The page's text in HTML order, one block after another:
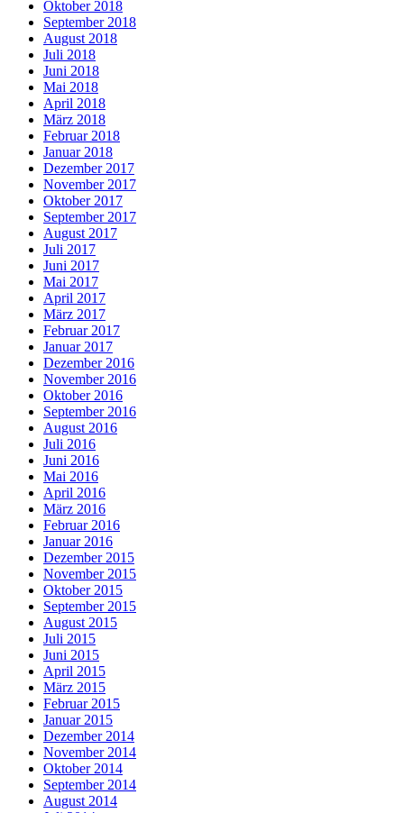
Oktober 2018
September 2018
August 2018
Juli 2018
Juni 2018
Mai 2018
April 2018
März 2018
Februar 2018
Januar 2018
Dezember 2017
November 2017
Oktober 2017
September 2017
August 2017
Juli 2017
Juni 2017
Mai 2017
April 2017
März 2017
Februar 2017
Januar 2017
Dezember 2016
November 2016
Oktober 2016
September 2016
August 2016
Juli 2016
Juni 2016
Mai 2016
April 2016
März 2016
Februar 2016
Januar 2016
Dezember 2015
November 2015
Oktober 2015
September 2015
August 2015
Juli 2015
Juni 2015
April 2015
März 2015
Februar 2015
Januar 2015
Dezember 2014
November 2014
Oktober 2014
September 2014
August 2014